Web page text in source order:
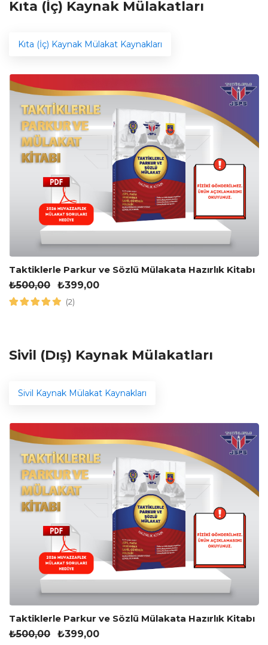
Kıta (İç) Kaynak Mülakatları
Kıta (İç) Kaynak Mülakat Kaynakları
Taktiklerle Parkur ve Sözlü Mülakata Hazırlık Kitabı
₺500,00 ₺399,00
(2)
Sivil (Dış) Kaynak Mülakatları
Sivil Kaynak Mülakat Kaynakları
Taktiklerle Parkur ve Sözlü Mülakata Hazırlık Kitabı
₺500,00 ₺399,00